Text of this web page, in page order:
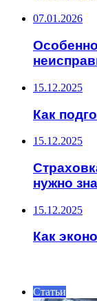
07.01.2026
15.12.2025
Как
15.12.2025
нужно
15.12.2025
Как
Статьи